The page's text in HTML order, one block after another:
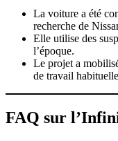
La voiture a été
recherche de
Elle utilise des
l’époque.
Le projet a
de travail
FAQ sur